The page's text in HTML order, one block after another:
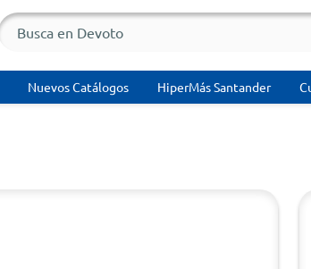
Nuevos Catálogos HiperMás Santander